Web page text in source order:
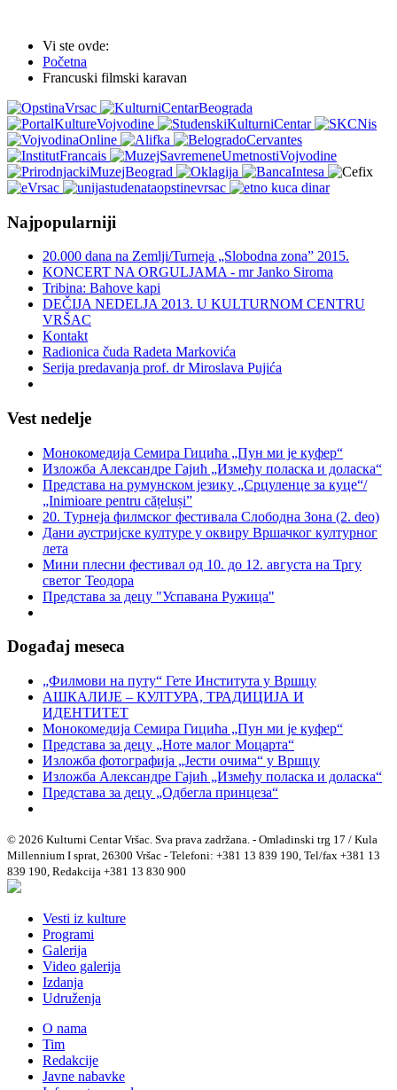
Vi ste ovde:
Početna
Francuski filmski karavan
Najpopularniji
20.000 dana na Zemlji/Turneja „Slobodna zona” 2015.
KONCERT NA ORGULJAMA - mr Janko Siroma
Tribina: Bahove kapi
DEČIJA NEDELJA 2013. U KULTURNOM CENTRU
VRŠAC
Kontakt
Radionica čuda Radeta Markovića
Serija predavanja prof. dr Miroslava Pujića
Vest nedelje
Монокомедија Семира Гицића „Пун ми је куфер“
Изложба Александре Гајић „Између поласка и доласка“
Представа на румунском језику „Срцуленце за куце“/
„Inimioare pentru cățeluși”
20. Турнеја филмског фестивала Слободна Зона (2. deo)
Дани аустријске културе у оквиру Вршачког културног
лета
Мини плесни фестивал од 10. до 12. августа на Тргу
светог Теодора
Представа за децу "Успавана Ружица"
Događaj meseca
„Филмови на путу“ Гетe Института у Вршцу
АШКАЛИЈЕ – КУЛТУРА, ТРАДИЦИЈА И
ИДЕНТИТЕТ
Монокомедија Семира Гицића „Пун ми је куфер“
Представа за децу „Ноте малог Моцарта“
Изложба фотографија „Јести очима“ у Вршцу
Изложба Александре Гајић „Између поласка и доласка“
Представа за децу „Одбегла принцеза“
© 2026 Kulturni Centar Vršac. Sva prava zadržana. - Omladinski trg 17 / Kula
Millennium I sprat, 26300 Vršac - Telefoni: +381 13 839 190, Tel/fax +381 13
839 190, Redakcija +381 13 830 900
Vesti iz kulture
Programi
Galerija
Video galerija
Izdanja
Udruženja
O nama
Tim
Redakcije
Javne nabavke